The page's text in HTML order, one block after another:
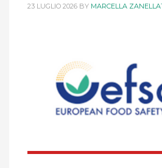
23 LUGLIO 2026 BY MARCELLA